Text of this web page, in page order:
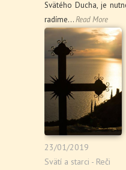
Svätého Ducha, je
radíme…Read More
23/01/2019
Svätí a starci - Reči